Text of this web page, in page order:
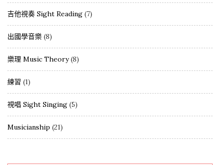
吉他視奏 Sight Reading (7)
出國學音樂 (8)
樂理 Music Theory(8)
練習 (1)
視唱 Sight Singing (5)
Musicianship (21)